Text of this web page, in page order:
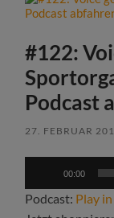
#122:
Podcast
27. FEBRUAR
00:00
Podcast: Play